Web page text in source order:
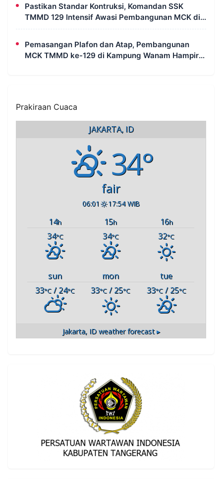
Pastikan Standar Kontruksi, Komandan SSK
TMMD 129 Intensif Awasi Pembangunan MCK di
Wanam
Pemasangan Plafon dan Atap, Pembangunan
MCK TMMD ke-129 di Kampung Wanam Hampir
Prakiraan Cuaca
JAKARTA, ID
34°
fair
06:01 17:54 WIB
14h 15h 16h
34°C 34°C 32°C
sun mon
tue
33°C / 24°C 33°C / 25°C 33°C/ 25°C
Jakarta, IDweather forecast ▸